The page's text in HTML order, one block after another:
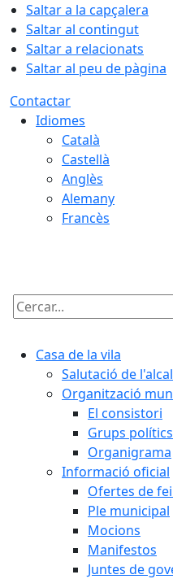
Saltar a la capçalera
Saltar al contingut
Saltar a relacionats
Saltar al peu de pàgina
Contactar
Idiomes
Català
Castellà
Anglès
Alemany
Francès
Cercar:
Casa de la vila
Salutació de
Organització
El consistori
Grups
Organigrama
Informació oficial
Ofertes de
Ple municipal
Mocions
Manifestos
Juntes de